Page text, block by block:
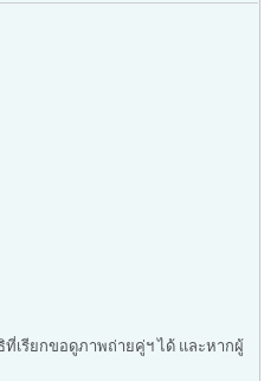
เรียกขอดูภาพถ่ายคู่ฯ ได้ และหากผู้